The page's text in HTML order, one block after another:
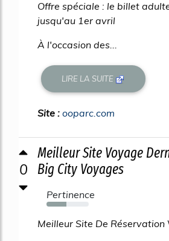
Offre spéciale : le billet
jusqu'au 1er avril
À l'occasion des...
LIRE LA SUITE
Site : ooparc.com
0
Meilleur Site Voyage
Big City Voyages
Pertinence
47%
Meilleur Site De Réservation